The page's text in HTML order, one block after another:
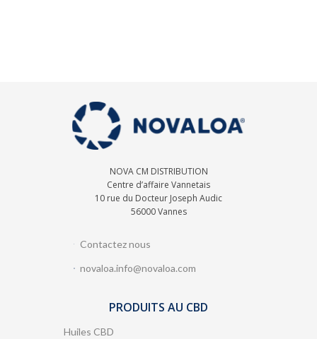
NOVA CM DISTRIBUTION
Centre d’affaire Vannetais
10 rue du Docteur Joseph Audic
56000 Vannes
Contactez nous
novaloa.info@novaloa.com
PRODUITS AU CBD
Huiles CBD